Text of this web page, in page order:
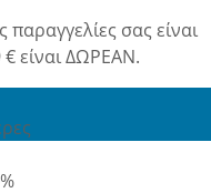
σας είναι
είναι ΔΩΡΕΑΝ.